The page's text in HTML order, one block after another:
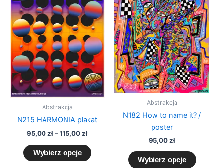
Abstrakcja
N215 HARMONIA plakat
95,00zł–115,00zł
95,00 zł
do
115,00 zł
Wybierz opcje
ma
wiele
wariantów.
Opcje
można
wybrać
na
stronie
Abstrakcja
N182 How to name it? /
poster
95,00zł
Wybierz opcje
ma
wiele
Opcje
można
na
stronie